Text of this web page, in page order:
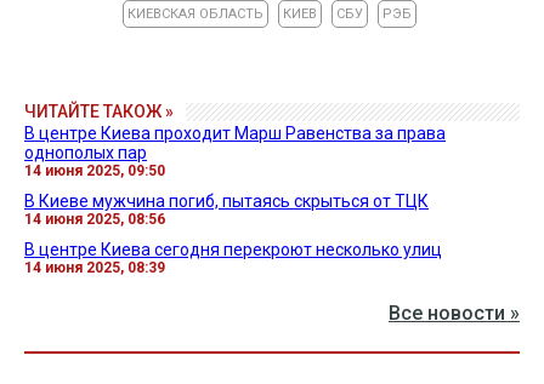
КИЕВСКАЯ ОБЛАСТЬ КИЕВ СБУ РЭБ
ЧИТАЙТЕ ТАКОЖ »
В центре Киева проходит Марш Равенства за права
однополых пар
14 июня 2025, 09:50
В Киеве мужчина погиб, пытаясь скрыться от ТЦК
14 июня 2025, 08:56
В центре Киева сегодня перекроют несколько улиц
14 июня 2025, 08:39
Все новости »